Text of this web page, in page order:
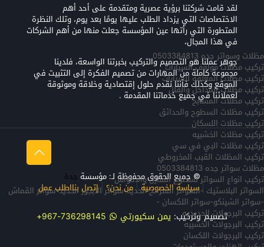
لقد قامت شركتنا برؤية عصرية ومتقدمة على أحد أهم
الاختصاصات التي يزداد الطلب عليها يومًا بعد يوم، وتلك النظرة
المتطورة التي رأتها عين المؤسسة جعلت منها من أهم الشركات
في هذا المجال،
جوهر عملنا هو التصميم والتركيب بخبرتنا الواسعة، فلدينا
مجموعة كاملة من المهارات من تصميم الفكرة إلى التثبيت في
الموقع وكذلك فأننا نقدم حلول إقتصادية وخلاقة وموثوقة
لعملائنا في جميع خدماتنا المقدمة .
© جميع الحقوق محفوظة لـ: مؤسسة جدة
اطلب عملإتصل بنا من نحن؟ سياسة الخصوصية
تصميم وتركيب: يمن سكيورتي
مظلات وسواتر جده 0503384813
تركيب مظلات مواقف السيارات
تركيب مظلات المعلقه للسيارات
تركيب مظلات المداخل والفلل
تركيب مظلات المسابح
تركيب مظلات السطوح والحدائق
تركيب مظلات اللسكان
تركيب مظلات الخشبيه
تركيب مظلات البي في سي
تركيب المظلات القبب المخروطي
مظلات سواتر جده 0503384813
تركيب انواع السواتر لسطوح المنازل والاحواش
السواتر البلاستيك -السواتر الشرائح الحديد-سواتر الابجور الحديد-سواتر القماش
-سواتر الشينكو-سواتر اللكسان -
تركيب البرجولات الحديديه
تركيب البرجولات الخشبيه
تركيب البرجولات اللكسان